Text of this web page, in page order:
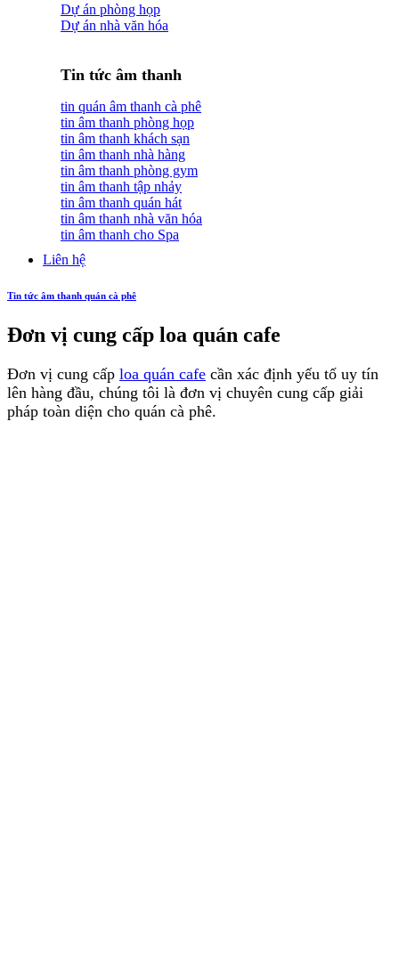
Dự án phòng họp
Dự án nhà văn hóa
Tin tức âm thanh
tin quán âm thanh cà phê
tin âm thanh phòng họp
tin âm thanh khách sạn
tin âm thanh nhà hàng
tin âm thanh phòng gym
tin âm thanh tập nhảy
tin âm thanh quán hát
tin âm thanh nhà văn hóa
tin âm thanh cho Spa
Liên hệ
Tin tức âm thanh quán cà phê
Đơn vị cung cấp loa quán cafe
Đơn vị cung cấp loa quán cafe cần xác định yếu tố uy tín
lên hàng đầu, chúng tôi là đơn vị chuyên cung cấp giải
pháp toàn diện cho quán cà phê.